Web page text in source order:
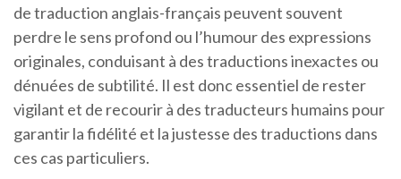
de traduction anglais-français peuvent souvent
perdre le sens profond ou l’humour des expressions
originales, conduisant à des traductions inexactes ou
dénuées de subtilité. Il est donc essentiel de rester
vigilant et de recourir à des traducteurs humains pour
garantir la fidélité et la justesse des traductions dans
ces cas particuliers.